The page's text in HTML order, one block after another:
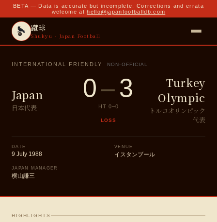
BETA — Data is accurate but incomplete. Corrections and errata
welcome at hello@japanfootballdb.com
蹴球
Shukyu · Japan Football
INTERNATIONAL FRIENDLY NON-OFFICIAL
Japan
日本代表
0–3
HT 0–0
LOSS
Turkey
Olympic
トルコオリンピック
代表
DATE
9 July 1988
VENUE
イスタンブール
JAPAN MANAGER
横山謙三
HIGHLIGHTS